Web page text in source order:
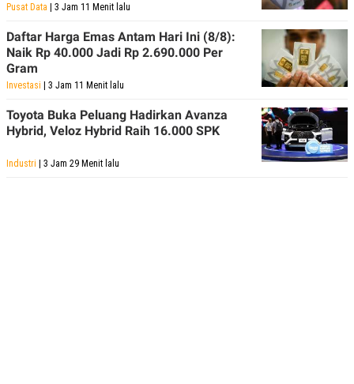
Pusat Data | 3 Jam 11 Menit lalu
Daftar Harga Emas Antam Hari Ini (8/8):
Naik Rp 40.000 Jadi Rp 2.690.000 Per
Gram
Investasi | 3 Jam 11 Menit lalu
Toyota Buka Peluang Hadirkan Avanza
Hybrid, Veloz Hybrid Raih 16.000 SPK
Industri | 3 Jam 29 Menit lalu